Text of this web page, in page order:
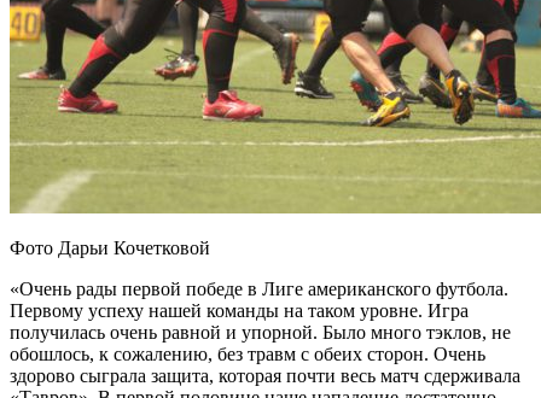
Фото Дарьи Кочетковой
«Очень рады первой победе в Лиге американского футбола.
Первому успеху нашей команды на таком уровне. Игра
получилась очень равной и упорной. Было много тэклов, не
обошлось, к сожалению, без травм с обеих сторон. Очень
здорово сыграла защита, которая почти весь матч сдерживала